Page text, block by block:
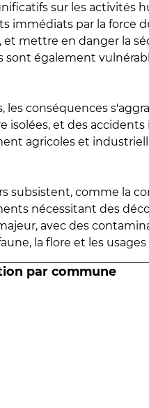
sur les activités
immédiats par la force
mettre en danger la
également
les conséquences
isolées, et des
agricoles et
subsistent, comme la
nécessitant des
avec des
la flore et les usages
par commune